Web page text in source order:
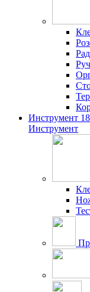
Инструмент
Инструмент